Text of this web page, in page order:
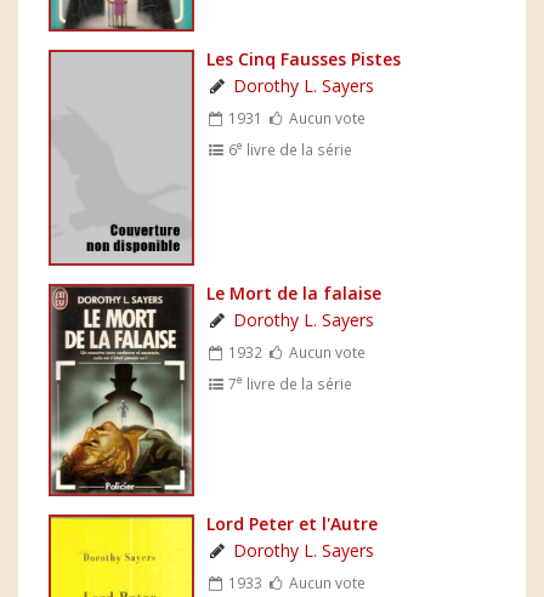
Les Cinq Fausses Pistes
Dorothy L. Sayers
1931
Aucun vote
6e livre de la série
Le Mort de la falaise
Dorothy L. Sayers
1932
Aucun vote
7e livre de la série
Lord Peter et l'Autre
Dorothy L. Sayers
1933
Aucun vote